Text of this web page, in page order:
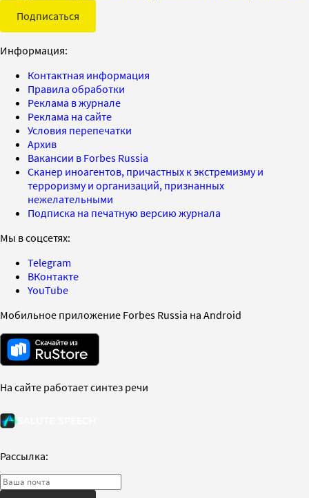
Подписаться
Информация:
Контактная информация
Правила обработки
Реклама в журнале
Реклама на сайте
Условия перепечатки
Архив
Вакансии в Forbes Russia
Сканер иноагентов, причастных к экстремизму и
терроризму и организаций, признанных
нежелательными
Подписка на печатную версию журнала
Мы в соцсетях:
Telegram
ВКонтакте
YouTube
Мобильное приложение Forbes Russia на Android
На сайте работает синтез речи
Рассылка: